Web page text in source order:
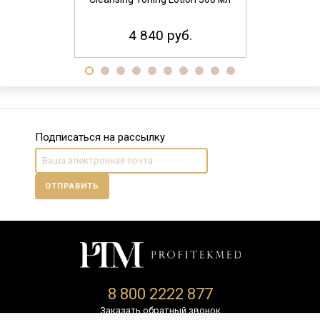
4 840 руб.
Подписаться на рассылку
ОТПРАВИТЬ
8 800 2222 877
Заказать обратный звонок